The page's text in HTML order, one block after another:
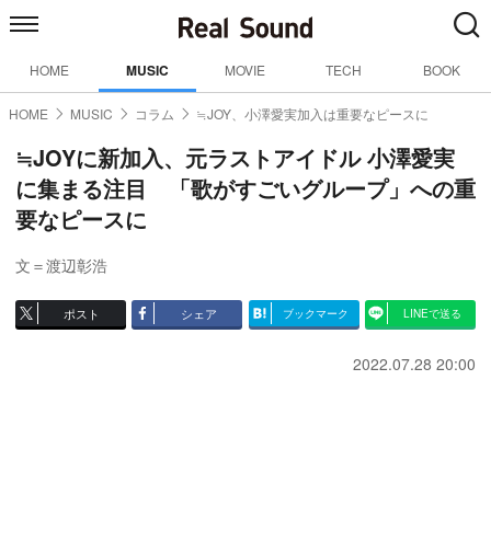
HOME MUSIC MOVIE TECH BOOK
HOME MUSIC コラム ≒JOY、小澤愛実加入は重要なピースに
≒JOYに新加入、元ラストアイドル 小澤愛実
に集まる注目 「歌がすごいグループ」への重
要なピースに
文＝渡辺彰浩
ポスト シェア ブックマーク LINEで送る
2022.07.28 20:00